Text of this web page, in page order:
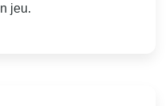
jeu.